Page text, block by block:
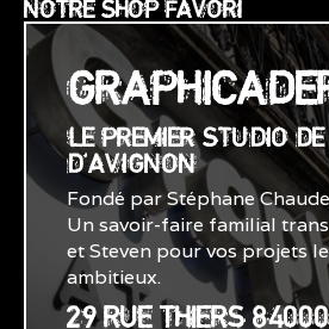
NOTRE SHOP FAVORI
LE PREMIER STUDIO
D'AVIGNON
Fondé par Stéphane
Un savoir-faire familial
et Steven pour vos projets
ambitieux.
29 RUE THIERS